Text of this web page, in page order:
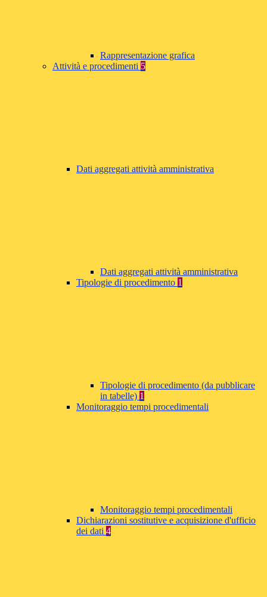
Rappresentazione grafica
Attività e procedimenti 5
Dati aggregati attività amministrativa
Dati aggregati attività amministrativa
Tipologie di procedimento 1
Tipologie di procedimento (da pubblicare
in tabelle) 1
Monitoraggio tempi procedimentali
Monitoraggio tempi procedimentali
Dichiarazioni sostitutive e acquisizione d'ufficio
dei dati 4